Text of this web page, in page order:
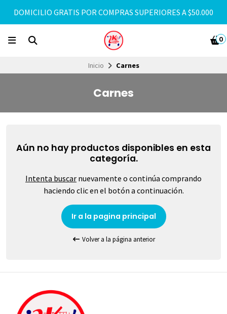
DOMICILIO GRATIS POR COMPRAS SUPERIORES A $50.000
0
Inicio Carnes
Carnes
Aún no hay productos disponibles en esta
categoría.
Intenta buscar nuevamente o continúa comprando
haciendo clic en el botón a continuación.
Ir a la pagina principal
Volver a la página anterior